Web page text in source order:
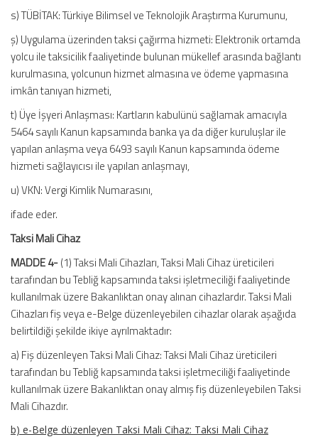
s) TÜBİTAK: Türkiye Bilimsel ve Teknolojik Araştırma Kurumunu,
ş) Uygulama üzerinden taksi çağırma hizmeti: Elektronik ortamda
yolcu ile taksicilik faaliyetinde bulunan mükellef arasında bağlantı
kurulmasına, yolcunun hizmet almasına ve ödeme yapmasına
imkân tanıyan hizmeti,
t) Üye İşyeri Anlaşması: Kartların kabulünü sağlamak amacıyla
5464 sayılı Kanun kapsamında banka ya da diğer kuruluşlar ile
yapılan anlaşma veya 6493 sayılı Kanun kapsamında ödeme
hizmeti sağlayıcısı ile yapılan anlaşmayı,
u) VKN: Vergi Kimlik Numarasını,
ifade eder.
Taksi Mali Cihaz
MADDE 4-(1) Taksi Mali Cihazları, Taksi Mali Cihaz üreticileri
tarafından bu Tebliğ kapsamında taksi işletmeciliği faaliyetinde
kullanılmak üzere Bakanlıktan onay alınan cihazlardır. Taksi Mali
Cihazları fiş veya e-Belge düzenleyebilen cihazlar olarak aşağıda
belirtildiği şekilde ikiye ayrılmaktadır:
a) Fiş düzenleyen Taksi Mali Cihaz: Taksi Mali Cihaz üreticileri
tarafından bu Tebliğ kapsamında taksi işletmeciliği faaliyetinde
kullanılmak üzere Bakanlıktan onay almış fiş düzenleyebilen Taksi
Mali Cihazdır.
b) e-Belge düzenleyen Taksi Mali Cihaz: Taksi Mali Cihaz